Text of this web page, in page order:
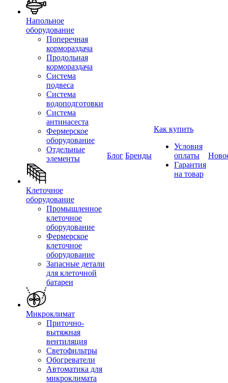
Напольное
оборудование
Поперечная
кормораздача
Продольная
кормораздача
Система
подвеса
Система
водоподготовки
Система
антинасеста
Фермерское
оборудование
Отдельные
элементы
Клеточное
оборудование
Промышленное
клеточное
оборудование
Фермерское
клеточное
оборудование
Запасные детали
для клеточной
батареи
Микроклимат
Приточно-
вытяжная
вентиляция
Светофильтры
Обогреватели
Автоматика для
микроклимата
Блог Бренды
Как купить
Условия
оплаты
Гарантия
на товар